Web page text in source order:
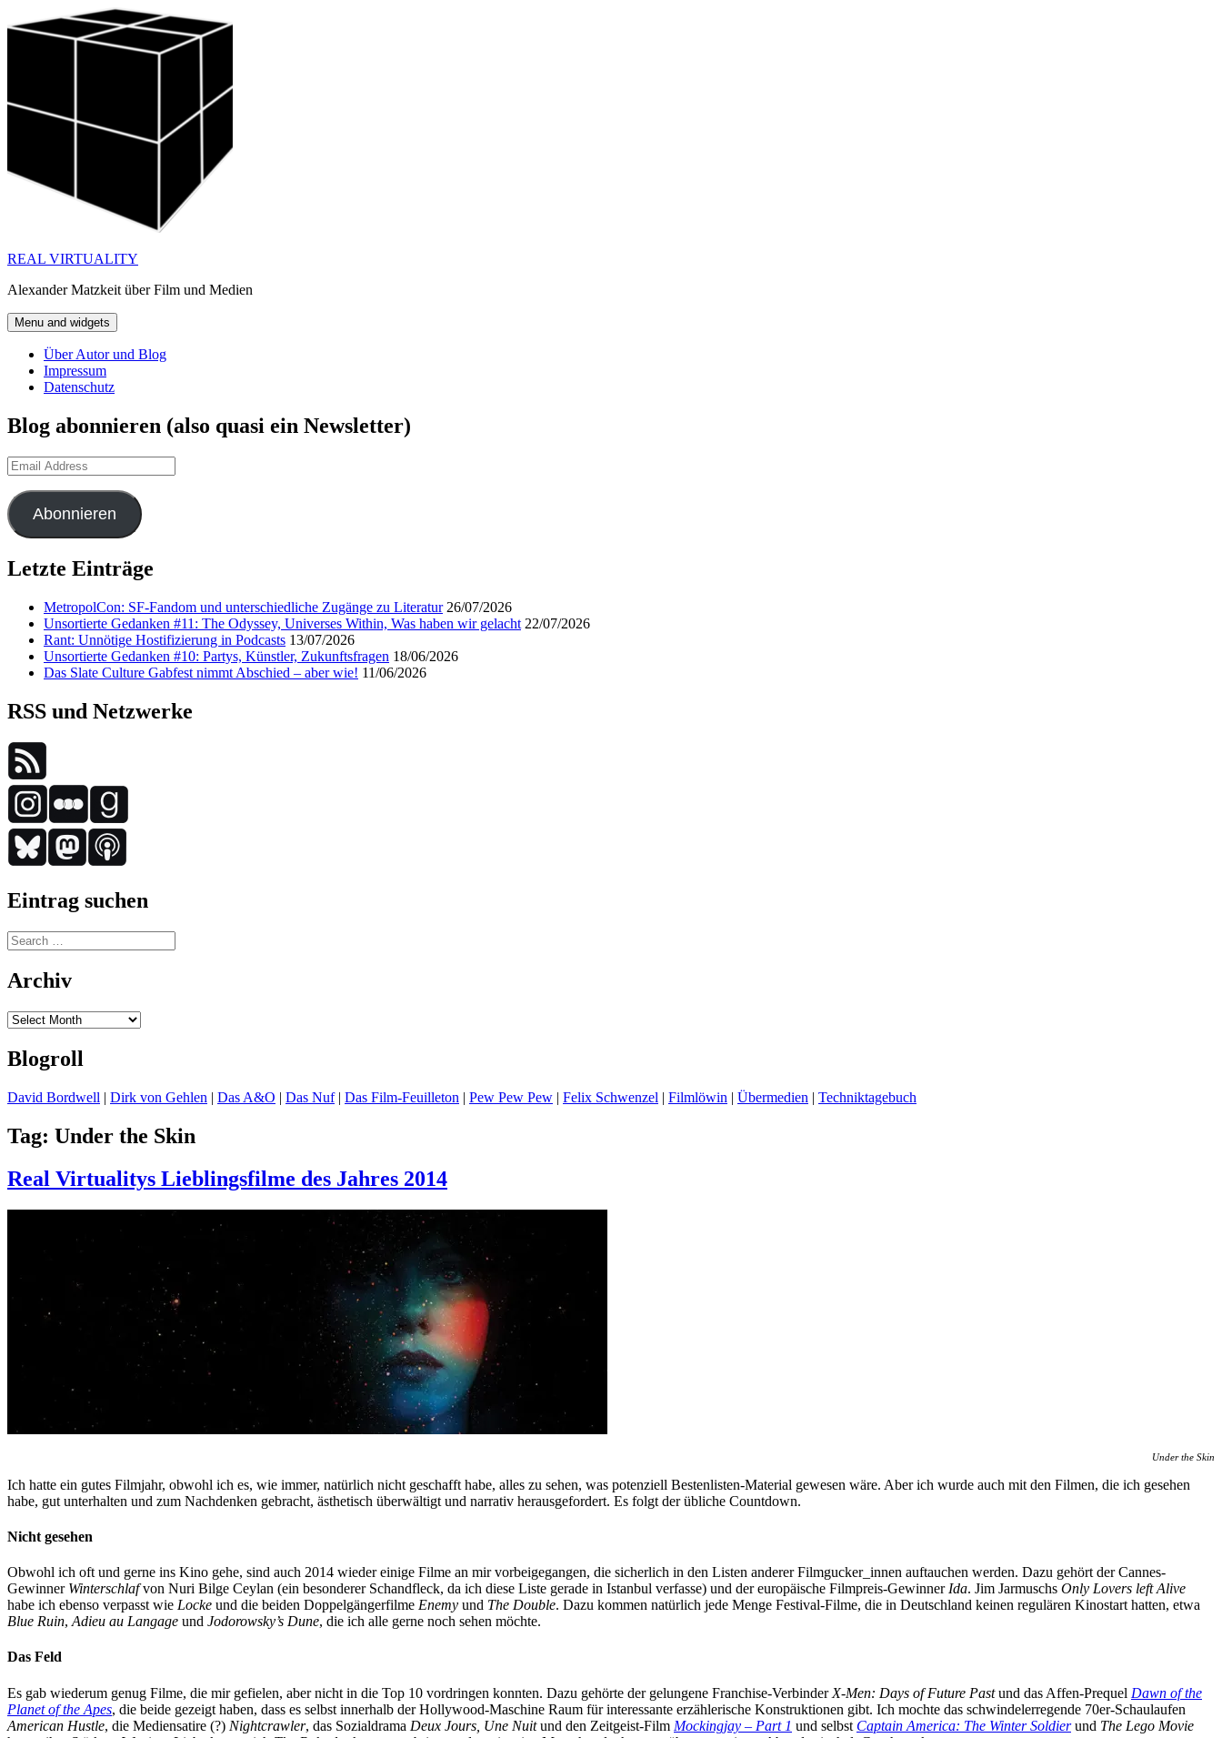
to
REAL VIRTUALITY
Alexander Matzkeit über Film und Medien
Menu and widgets
Über Autor und Blog
Impressum
Datenschutz
Blog abonnieren (also quasi ein Newsletter)
Email
Address
Abonnieren
Letzte Einträge
MetropolCon: SF-Fandom und unterschiedliche Zugänge zu Literatur 26/07/2026
Unsortierte Gedanken #11: The Odyssey, Universes Within, Was haben wir gelacht 22/07/2026
Rant: Unnötige Hostifizierung in Podcasts 13/07/2026
Unsortierte Gedanken #10: Partys, Künstler, Zukunftsfragen 18/06/2026
Das Slate Culture Gabfest nimmt Abschied – aber wie! 11/06/2026
RSS und Netzwerke
Eintrag suchen
Search
for:
Archiv
Archiv
Blogroll
David Bordwell | Dirk von Gehlen | Das A&O | Das Nuf| Das Film-Feuilleton | Pew Pew Pew | Felix Schwenzel | Filmlöwin | Übermedien | Techniktagebuch
Tag: Under the Skin
Real Virtualitys Lieblingsfilme des Jahres 2014
Under the Skin
Ich hatte ein gutes Filmjahr, obwohl ich es, wie immer, natürlich nicht geschafft habe, alles zu sehen, was potenziell Bestenlisten-Material gewesen wäre. Aber ich wurde auch mit den Filmen, die ich gesehen
habe, gut unterhalten und zum Nachdenken gebracht, ästhetisch überwältigt und narrativ herausgefordert. Es folgt der übliche Countdown.
Nicht gesehen
Obwohl ich oft und gerne ins Kino gehe, sind auch 2014 wieder einige Filme an mir vorbeigegangen, die sicherlich in den Listen anderer Filmgucker_innen auftauchen werden. Dazu gehört der Cannes-
Gewinner Winterschlafvon Nuri Bilge Ceylan (ein besonderer Schandfleck, da ich diese Liste gerade in Istanbul verfasse) und der europäische Filmpreis-Gewinner Ida. Jim Jarmuschs Only Lovers left Alive
habe ich ebenso verpasst wie Locke und die beiden Doppelgängerfilme Enemy und The Double. Dazu kommen natürlich jede Menge Festival-Filme, die in Deutschland keinen regulären Kinostart hatten, etwa
Blue Ruin, Adieu au Langage und Jodorowsky’s Dune, die ich alle gerne noch sehen möchte.
Das Feld
Es gab wiederum genug Filme, die mir gefielen, aber nicht in die Top 10 vordringen konnten. Dazu gehörte der gelungene Franchise-Verbinder X-Men: Days of Future Pastund das Affen-Prequel Dawn of the
Planet of the Apes, die beide gezeigt haben, dass es selbst innerhalb der Hollywood-Maschine Raum für interessante erzählerische Konstruktionen gibt. Ich mochte das schwindelerregende 70er-Schaulaufen
American Hustle, die Mediensatire (?) Nightcrawler, das Sozialdrama Deux Jours, Une Nuitund den Zeitgeist-Film Mockingjay – Part 1 und selbst Captain America: The Winter Soldierund The Lego Movie